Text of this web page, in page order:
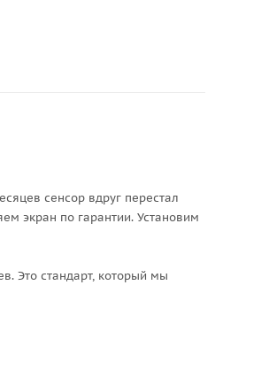
сенсор вдруг перестал
экран по гарантии. Установим
Это стандарт, который мы